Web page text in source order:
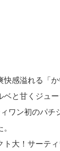
快感溢れる「
ベと甘くジュ
ワン初のパチ
大！サーテ